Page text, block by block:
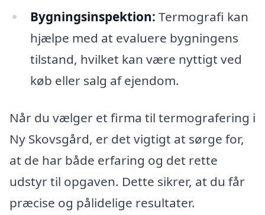
Bygningsinspektion: Termografi kan
hjælpe med at evaluere bygningens
tilstand, hvilket kan være nyttigt ved
køb eller salg af ejendom.
Når du vælger et firma til termografering i
Ny Skovsgård, er det vigtigt at sørge for,
at de har både erfaring og det rette
udstyr til opgaven. Dette sikrer, at du får
præcise og pålidelige resultater.